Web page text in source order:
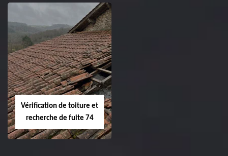
Vérification de toiture et
recherche de fuite 74